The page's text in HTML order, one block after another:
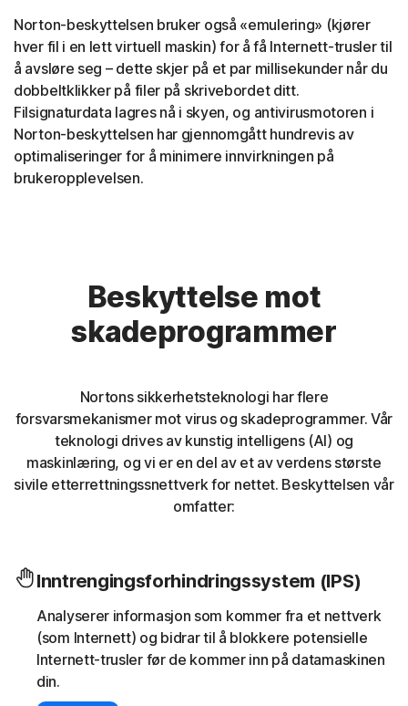
Norton-beskyttelsen bruker også «emulering» (kjører
hver fil i en lett virtuell maskin) for å få Internett-trusler til
å avsløre seg – dette skjer på et par millisekunder når du
dobbeltklikker på filer på skrivebordet ditt.
Filsignaturdata lagres nå i skyen, og antivirusmotoren i
Norton-beskyttelsen har gjennomgått hundrevis av
optimaliseringer for å minimere innvirkningen på
brukeropplevelsen.
Beskyttelse mot
skadeprogrammer
Nortons sikkerhetsteknologi har flere
forsvarsmekanismer mot virus og skadeprogrammer. Vår
teknologi drives av kunstig intelligens (AI) og
maskinlæring, og vi er en del av et av verdens største
sivile etterrettningssnettverk for nettet. Beskyttelsen vår
omfatter:
Inntrengingsforhindringssystem (IPS)
Analyserer informasjon som kommer fra et nettverk
(som Internett) og bidrar til å blokkere potensielle
Internett-trusler før de kommer inn på datamaskinen
din.